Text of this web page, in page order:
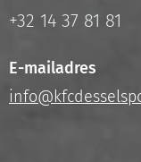
+32 14 37 81 81
E-mailadres